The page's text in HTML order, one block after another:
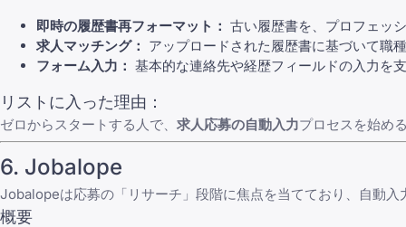
即時の履歴書再フォーマット： 古い履歴書を、プロフェッ
求人マッチング： アップロードされた履歴書に基づいて職
フォーム入力： 基本的な連絡先や経歴フィールドの入力を
リストに入った理由：
ゼロからスタートする人で、 求人応募の自動入力プロセスを始め
6. Jobalope
Jobalopeは応募の「リサーチ」段階に焦点を当てており、自動
概要